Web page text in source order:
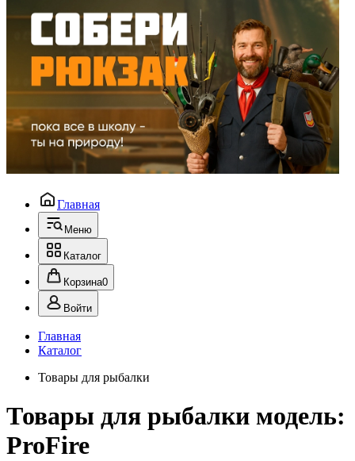
Главная
Меню
Каталог
Корзина0
Войти
Главная
Каталог
Товары для рыбалки
Товары для рыбалки модель:
ProFire